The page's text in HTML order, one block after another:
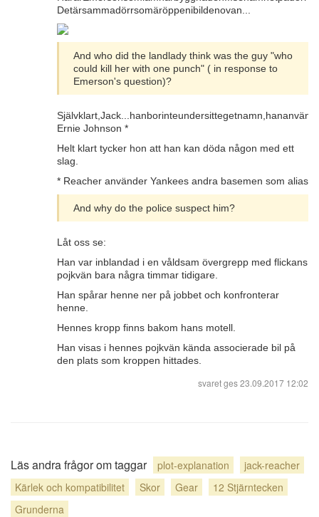
Detärsammadörrsomäröppenibildenovan...
And who did the landlady think was the guy "who
could kill her with one punch" ( in response to
Emerson's question)?
Ernie Johnson *
Helt klart tycker hon att han kan döda någon med ett
slag.
* Reacher använder Yankees andra basemen som alias
And why do the police suspect him?
Låt oss se:
Han var inblandad i en våldsam övergrepp med flickans
pojkvän bara några timmar tidigare.
Han spårar henne ner på jobbet och konfronterar
henne.
Hennes kropp finns bakom hans motell.
Han visas i hennes pojkvän kända associerade bil på
den plats som kroppen hittades.
svaret ges23.09.2017 12:02
Läs andra frågor om taggar plot-explanation
jack-reacher
Kärlek och kompatibilitet
Skor Gear
12 Stjärntecken
Grunderna